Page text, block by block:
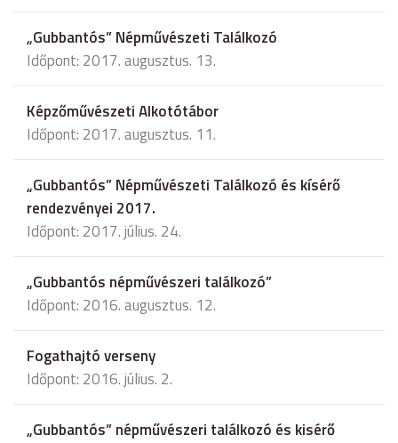
„Gubbantós” Népművészeti Találkozó
Időpont: 2017. augusztus. 13.
Képzőművészeti Alkotótábor
Időpont: 2017. augusztus. 11.
„Gubbantós” Népművészeti Találkozó és kísérő
rendezvényei 2017.
Időpont: 2017. július. 24.
„Gubbantós népművészeri találkozó”
Időpont: 2016. augusztus. 12.
Fogathajtó verseny
Időpont: 2016. július. 2.
„Gubbantós” népművészeri találkozó és kisérő